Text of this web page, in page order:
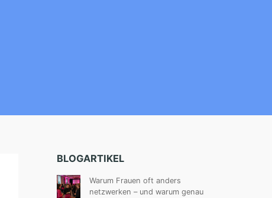
BLOGARTIKEL
Warum Frauen oft anders
netzwerken – und warum genau